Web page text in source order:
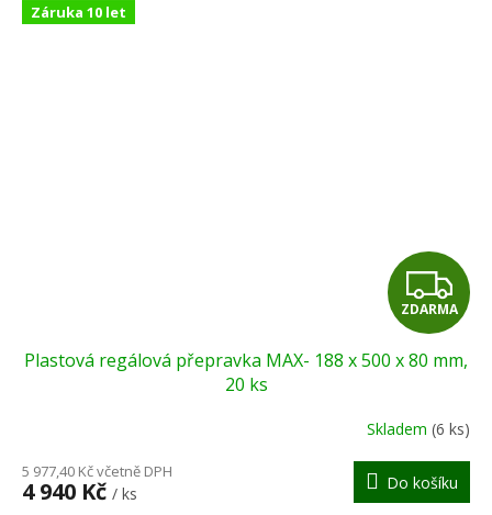
Záruka 10 let
Z
D
A
R
M
ZDARMA
Plastová regálová přepravka MAX- 188 x 500 x 80 mm,
20 ks
Skladem (6 ks)
5 977,40 Kč včetně DPH
4 940 Kč / ks
Do košíku